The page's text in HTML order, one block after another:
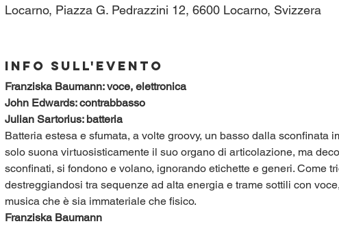
Locarno, Piazza G. Pedrazzini 12, 6600 Locarno, Svizzera
Info sull'evento
Franziska Baumann: voce, elettronica
John Edwards: contrabbasso
Julian Sartorius: batteria
Batteria estesa e sfumata, a volte groovy, un basso dalla sconfinata
solo suona virtuosisticamente il suo organo di articolazione, ma
sconfinati, si fondono e volano, ignorando etichette e generi. Come
destreggiandosi tra sequenze ad alta energia e trame sottili con
musica che è sia immateriale che fisico.
Franziska Baumann